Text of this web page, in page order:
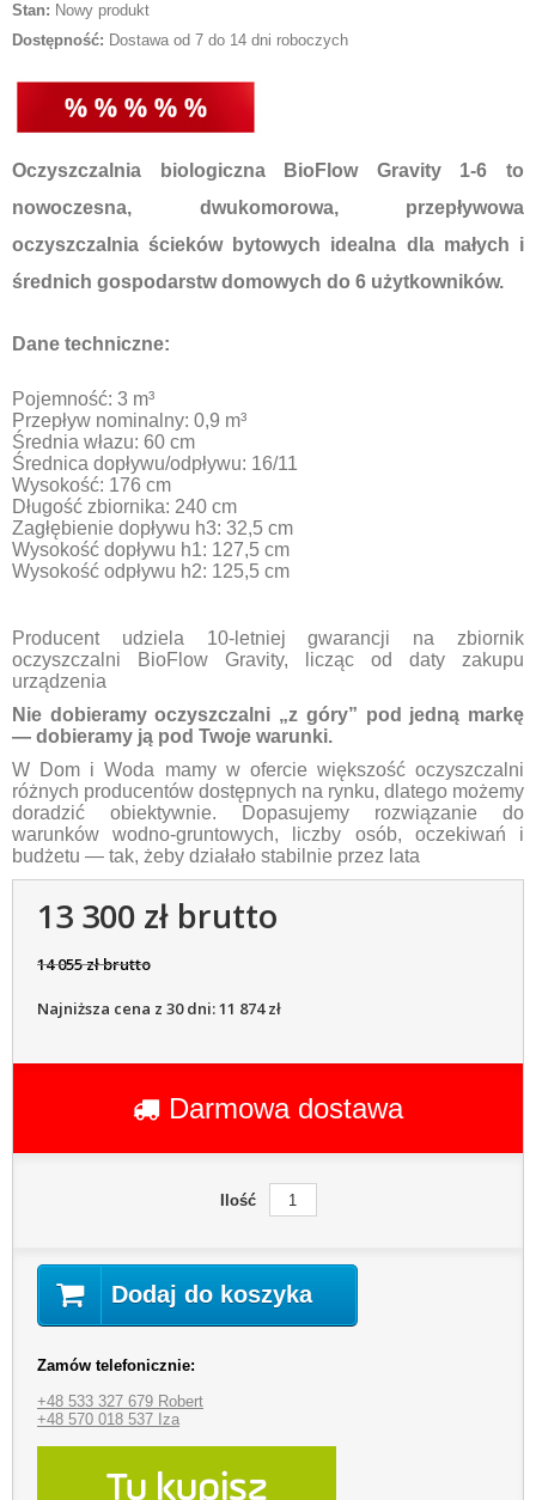
Stan: Nowy produkt
Dostępność: Dostawa od 7 do 14 dni roboczych
Oczyszczalnia biologiczna BioFlow Gravity 1-6 to
nowoczesna, dwukomorowa, przepływowa
oczyszczalnia ścieków bytowych idealna dla małych i
średnich gospodarstw domowych do 6 użytkowników.
Dane techniczne:
Pojemność: 3 m³
Przepływ nominalny: 0,9 m³
Średnia włazu: 60 cm
Średnica dopływu/odpływu: 16/11
Wysokość: 176 cm
Długość zbiornika: 240 cm
Zagłębienie dopływu h3: 32,5 cm
Wysokość dopływu h1: 127,5 cm
Wysokość odpływu h2: 125,5 cm
Producent udziela 10‑letniej gwarancji na zbiornik
oczyszczalni BioFlow Gravity, licząc od daty zakupu
urządzenia
Nie dobieramy oczyszczalni „z góry” pod jedną markę
— dobieramy ją pod Twoje warunki.
W Dom i Woda mamy w ofercie większość oczyszczalni
różnych producentów dostępnych na rynku, dlatego możemy
doradzić obiektywnie. Dopasujemy rozwiązanie do
warunków wodno-gruntowych, liczby osób, oczekiwań i
budżetu — tak, żeby działało stabilnie przez lata
13 300 zł brutto
14 055 zł brutto
Najniższa cena z 30 dni: 11 874 zł
Darmowa dostawa
Ilość
Dodaj do koszyka
Zamów telefonicznie:
+48 533 327 679 Robert
+48 570 018 537 Iza